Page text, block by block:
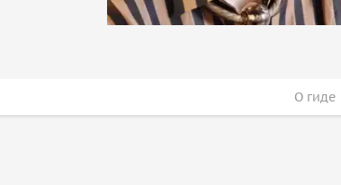
О гиде